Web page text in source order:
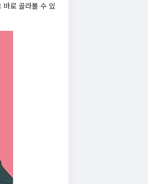
로 골라볼 수 있